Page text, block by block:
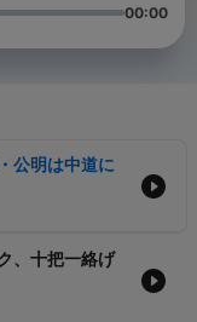
00:00
公明は中道に
、十把一絡げ